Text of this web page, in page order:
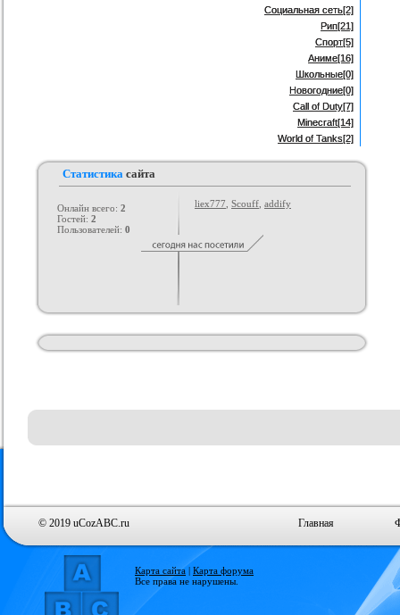
Социальная сеть[2]
Рип[21]
Спорт[5]
Аниме[16]
Школьные[0]
Новогодние[0]
Call of Duty[7]
Minecraft[14]
World of Tanks[2]
Статистика сайта
Онлайн всего: 2
Гостей: 2
Пользователей: 0
liex777 Scouff addify
© 2019 uCozABC.ru Главная
Карта сайта | Карта форума
Все права не нарушены.